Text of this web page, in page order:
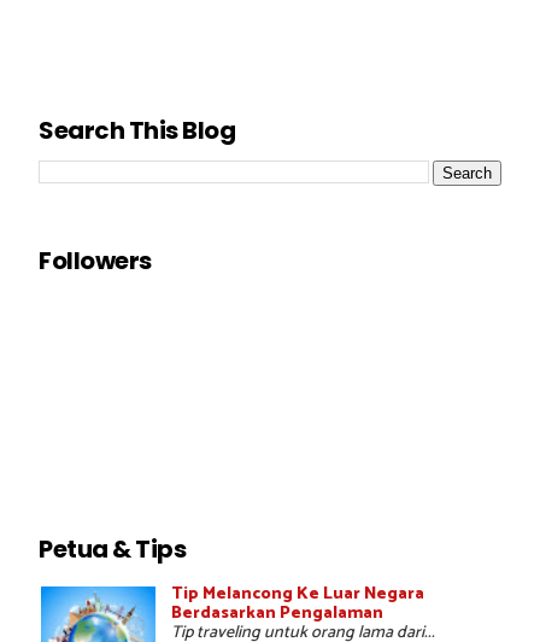
Search This Blog
Followers
Petua & Tips
Tip Melancong Ke Luar Negara
Berdasarkan Pengalaman
Tip traveling untuk orang lama dari...